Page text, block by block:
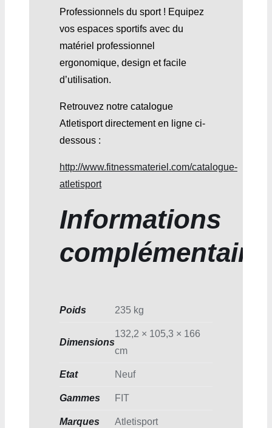
Professionnels du sport ! Equipez
vos espaces sportifs avec du
matériel professionnel
ergonomique, design et facile
d’utilisation.
Retrouvez notre catalogue
Atletisport directement en ligne ci-
dessous :
http://www.fitnessmateriel.com/catalogue-
atletisport
Informations
Poids 235 kg
Dimensions
132,2 × 105,3 × 166
cm
Etat Neuf
Gammes FIT
Marques Atletisport